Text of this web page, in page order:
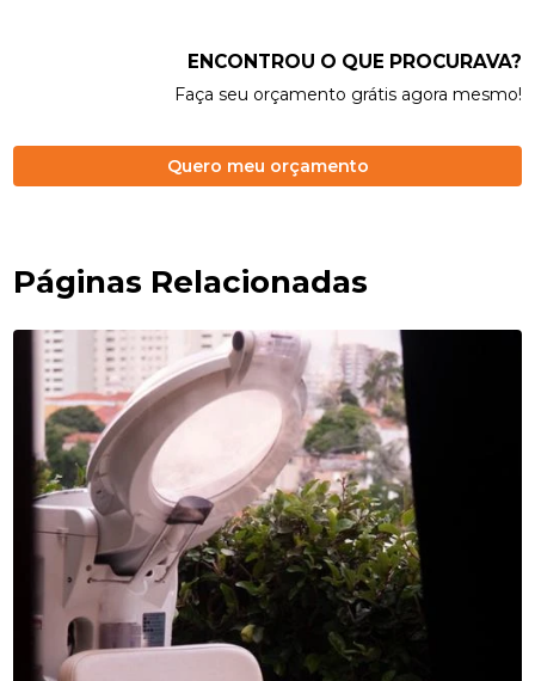
ENCONTROU O QUE PROCURAVA?
Faça seu orçamento grátis agora mesmo!
Quero meu orçamento
Páginas Relacionadas